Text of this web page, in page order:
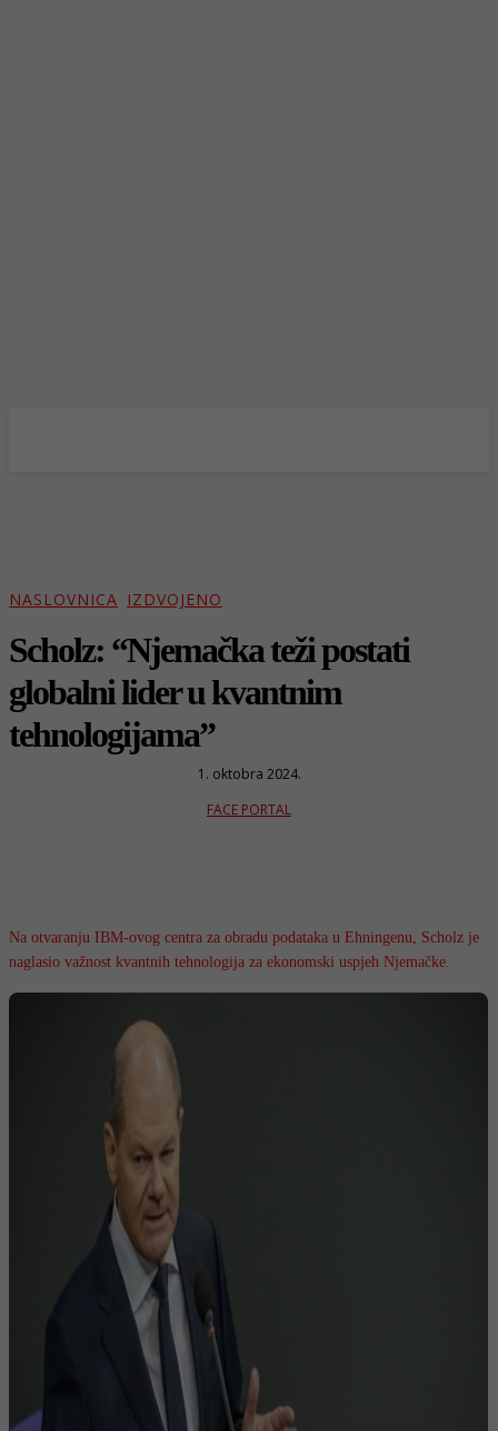
NASLOVNICA IZDVOJENO
Scholz: “Njemačka teži postati
globalni lider u kvantnim
tehnologijama”
1. oktobra 2024.
FACE PORTAL
Na otvaranju IBM-ovog centra za obradu podataka u Ehningenu, Scholz je
naglasio važnost kvantnih tehnologija za ekonomski uspjeh Njemačke.